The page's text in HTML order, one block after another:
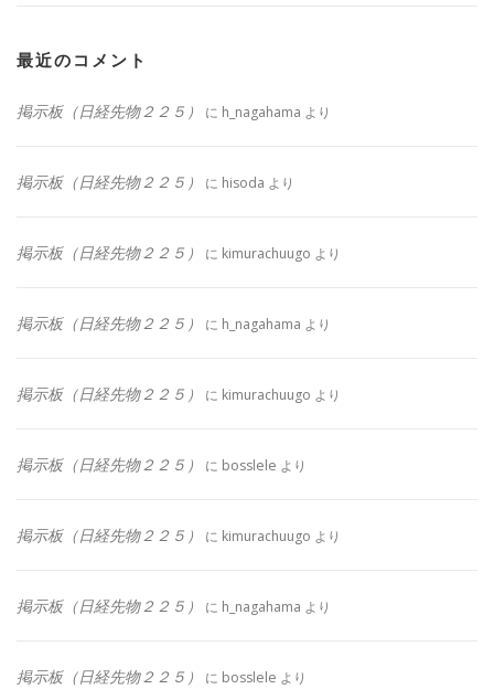
最近のコメント
掲示板（日経先物２２５） に h_nagahama より
掲示板（日経先物２２５） に hisoda より
掲示板（日経先物２２５） に kimurachuugo より
掲示板（日経先物２２５） に h_nagahama より
掲示板（日経先物２２５） に kimurachuugo より
掲示板（日経先物２２５） に bosslele より
掲示板（日経先物２２５） に kimurachuugo より
掲示板（日経先物２２５） に h_nagahama より
掲示板（日経先物２２５） に bosslele より